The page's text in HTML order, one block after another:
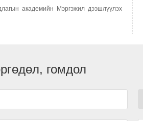
академийн Мэргэжил дээшлүүлэх
гомдол